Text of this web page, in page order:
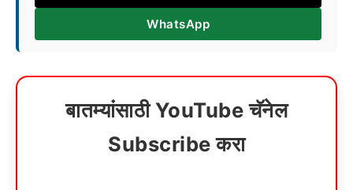
WhatsApp
बातम्यांसाठी YouTube चॅनेल
Subscribe करा